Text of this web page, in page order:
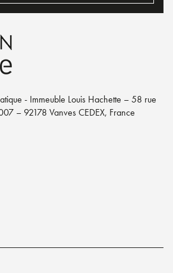
- Immeuble Louis Hachette – 58 rue
– 92178 Vanves CEDEX, France